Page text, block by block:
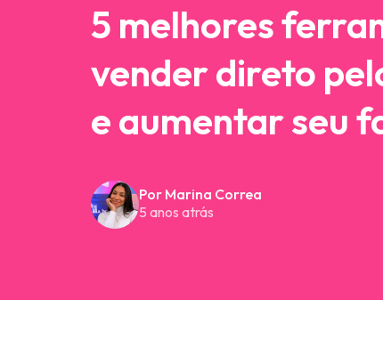
5 melhores
vender direto
e aumentar seu
Por Marina Correa
5 anos atrás